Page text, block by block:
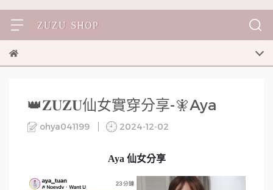
👑𝐙𝐔𝐙𝐔仙女實穿分享-🧚Aya
ohya041199 2024-12-02
Aya 仙女分享